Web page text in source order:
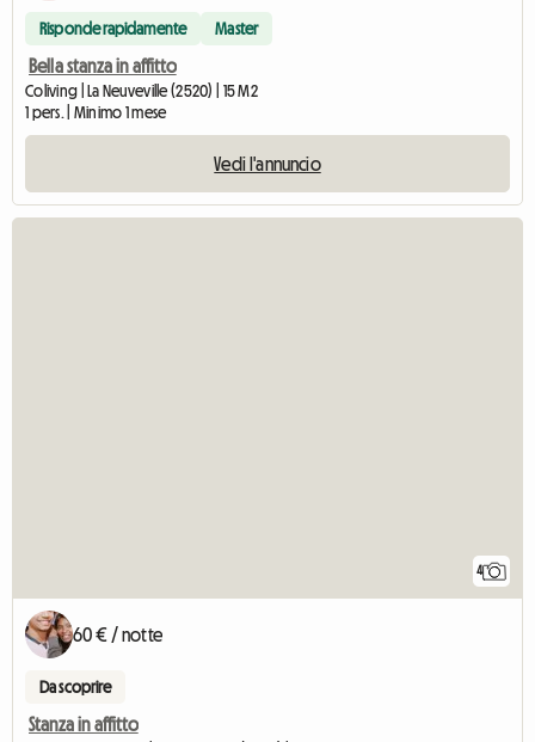
Risponde rapidamente Master
Bella stanza in affitto
Coliving | La Neuveville (2520) | 15 M2
1 pers. | Minimo 1 mese
Vedi l'annuncio
4
60 € / notte
Da scoprire
Stanza in affitto